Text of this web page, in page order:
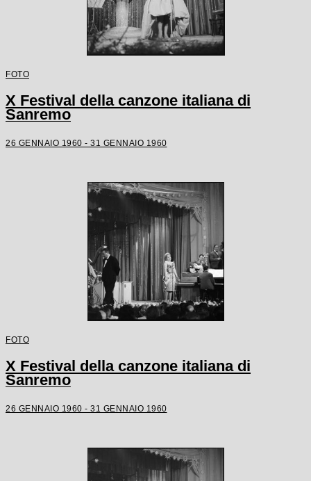
FOTO
X Festival della canzone italiana di
Sanremo
26 GENNAIO 1960 - 31 GENNAIO 1960
FOTO
X Festival della canzone italiana di
Sanremo
26 GENNAIO 1960 - 31 GENNAIO 1960